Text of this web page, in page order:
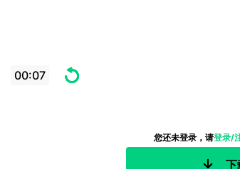
00:07
您还未登录，请登录/
下